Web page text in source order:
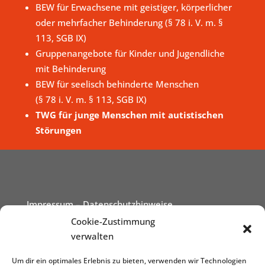
Cookie-Zustimmung
verwalten
Um dir ein optimales Erlebnis zu bieten, verwenden wir Technologien
BEW für Erwachsene mit geistiger, körperlicher
oder mehrfacher Behinderung (§ 78 i. V. m. §
113, SGB IX)
Gruppenangebote für Kinder und Jugendliche
mit Behinderung
BEW für seelisch behinderte Menschen
(§ 78 i. V. m. § 113, SGB IX)
TWG für junge Menschen mit autistischen
Störungen
Impressum– Datenschutzhinweise